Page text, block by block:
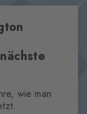
wie man